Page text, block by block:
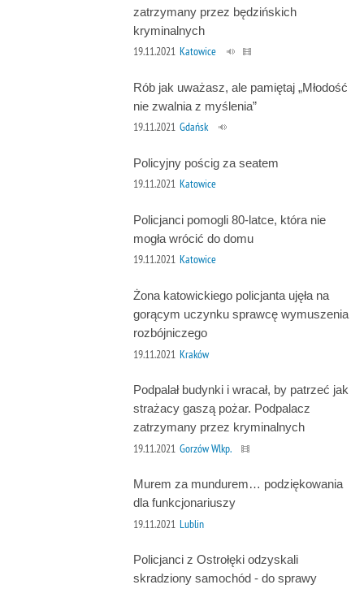
zatrzymany przez będzińskich
kryminalnych
19.11.2021 Katowice
Rób jak uważasz, ale pamiętaj „Młodość
nie zwalnia z myślenia”
19.11.2021 Gdańsk
Policyjny pościg za seatem
19.11.2021 Katowice
Policjanci pomogli 80-latce, która nie
mogła wrócić do domu
19.11.2021 Katowice
Żona katowickiego policjanta ujęła na
gorącym uczynku sprawcę wymuszenia
rozbójniczego
19.11.2021 Kraków
Podpalał budynki i wracał, by patrzeć jak
strażacy gaszą pożar. Podpalacz
zatrzymany przez kryminalnych
19.11.2021 Gorzów Wlkp.
Murem za mundurem… podziękowania
dla funkcjonariuszy
19.11.2021 Lublin
Policjanci z Ostrołęki odzyskali
skradziony samochód - do sprawy